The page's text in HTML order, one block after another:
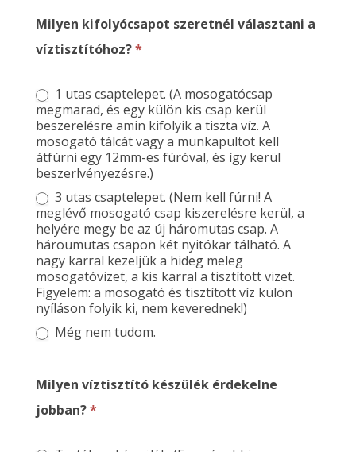
Milyen kifolyócsapot szeretnél választani a
víztisztítóhoz?*
1 utas csaptelepet. (A mosogatócsap
megmarad, és egy külön kis csap kerül
beszerelésre amin kifolyik a tiszta víz. A
mosogató tálcát vagy a munkapultot kell
átfúrni egy 12mm-es fúróval, és így kerül
beszerlvényezésre.)
3 utas csaptelepet. (Nem kell fúrni! A
meglévő mosogató csap kiszerelésre kerül, a
helyére megy be az új háromutas csap. A
hároumutas csapon két nyitókar tálható. A
nagy karral kezeljük a hideg meleg
mosogatóvizet, a kis karral a tisztított vizet.
Figyelem: a mosogató és tisztított víz külön
nyíláson folyik ki, nem keverednek!)
Még nem tudom.
Milyen víztisztító készülék érdekelne
jobban?*